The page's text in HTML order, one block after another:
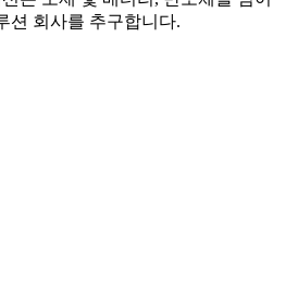
션 회사를 추구합니다.